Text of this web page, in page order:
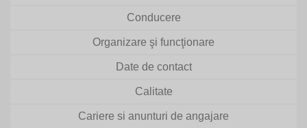
Conducere
Organizare şi funcţionare
Date de contact
Calitate
Cariere si anunturi de angajare